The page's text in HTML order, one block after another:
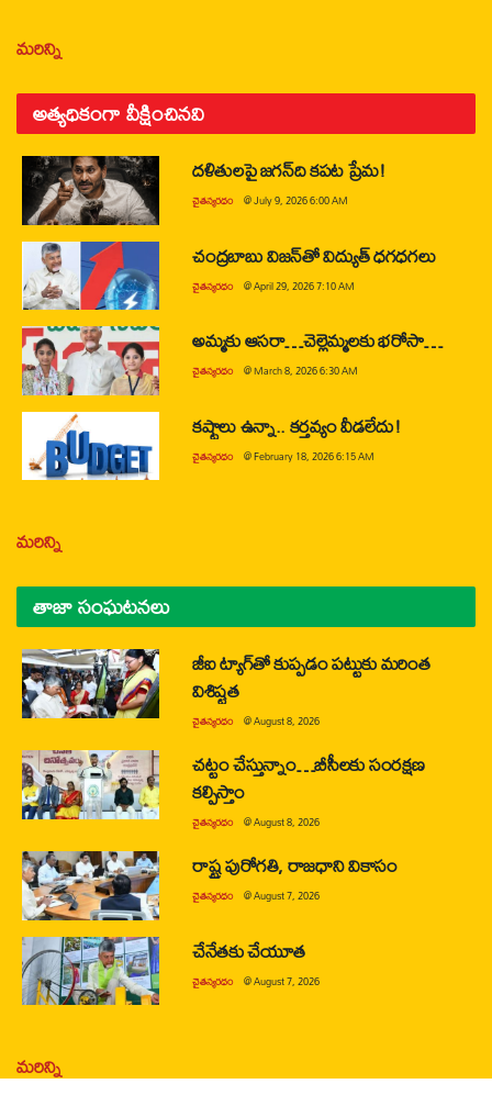
మరిన్ని
అత్యధికంగా వీక్షించినవి
దళితులపై జగన్‌ది కపట ప్రేమ!
చైతన్యరధం @July 9, 2026 6:00 AM
చంద్రబాబు విజన్‌తో విద్యుత్ ధగధగలు
చైతన్యరధం @April 29, 2026 7:10 AM
అమ్మకు ఆసరా…చెల్లెమ్మలకు భరోసా…
చైతన్యరధం @March 8, 2026 6:30 AM
కష్టాలు ఉన్నా.. కర్తవ్యం వీడలేదు!
చైతన్యరధం @February 18, 2026 6:15 AM
మరిన్ని
తాజా సంఘటనలు
జీఐ ట్యాగ్‌తో కుప్పడం పట్టుకు మరింత
విశిష్టత
చైతన్యరధం @August 8, 2026
చట్టం చేస్తున్నాం…బీసీలకు సంరక్షణ
కల్పిస్తాం
చైతన్యరధం @August 8, 2026
రాష్ట్ర పురోగతి, రాజధాని వికాసం
చైతన్యరధం @August 7, 2026
చేనేతకు చేయూత
చైతన్యరధం @August 7, 2026
మరిన్ని